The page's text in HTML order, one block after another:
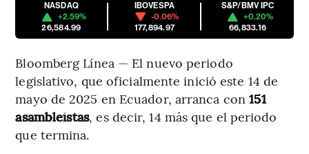
NASDAQ
+2.59%
26,584.99
IBOVESPA
-0.06%
177,894.97
S&P/BMV IPC
+0.20%
66,833.16
Bloomberg Línea — El nuevo periodo
legislativo, que oficialmente inició este 14 de
mayo de 2025 en Ecuador, arranca con151
asambleístas, es decir, 14 más que el periodo
que termina.